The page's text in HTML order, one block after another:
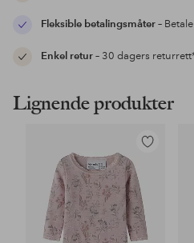
Fleksible betalingsmåter–
Enkel retur– 30 dagers
Lignende produkter
Legg
favoritter